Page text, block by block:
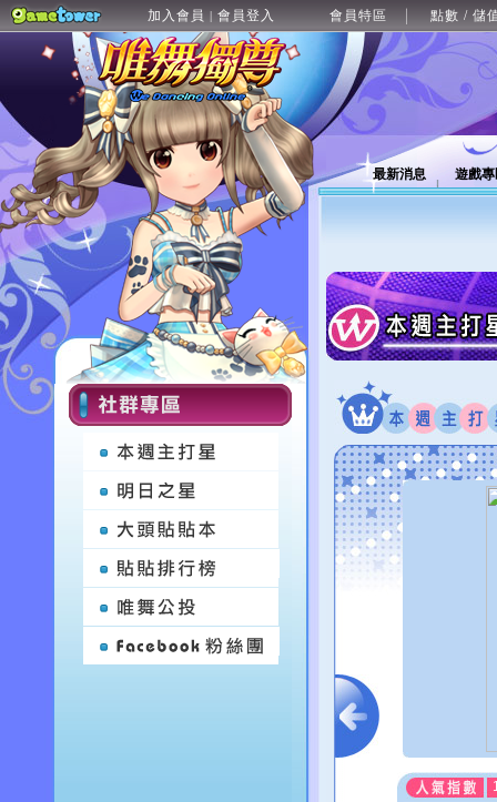
加入會員 | 會員登入 會員特區 點數 / 儲
最新消息 遊戲